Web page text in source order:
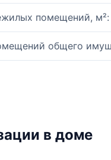
помещений, м²:
общего
в доме